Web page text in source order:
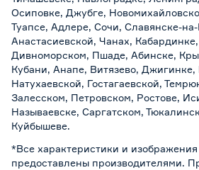
Осиповке, Джубге,
Туапсе, Адлере, Сочи, Славянске-
Анастасиевской, Чанах,
Дивноморском, Пшаде, Абинске,
Кубани, Анапе, Витязево, Джигинке,
Натухаевской, Гостагаевской,
Залесском, Петровском, Ростове,
Называевске, Саргатском,
Куйбышеве.
*Все характеристики и изображения
предоставлены производителями.